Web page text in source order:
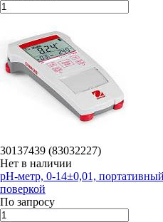
30137439 (83032227)
Нет в наличии
рН-метр, 0-14±0,01,
поверкой
По запросу